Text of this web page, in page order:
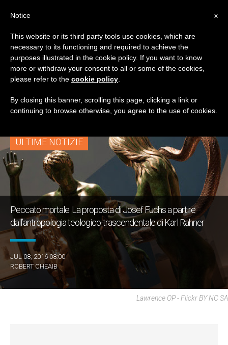
TAG
Posts Tagged ‘Karl
Fuchs’
ULTIME NOTIZIE
Peccato mortale. La proposta di Josef Fuchs a partire
dall’antropologia teologico-trascendentale di Karl Rahner
JUL 08, 2016 08:00
ROBERT CHEAIB
Lawrence OP - Flickr BY NC SA
x
Notice
This website or its third party tools use cookies, which are
necessary to its functioning and required to achieve the
purposes illustrated in the cookie policy. If you want to know
more or withdraw your consent to all or some of the cookies,
please refer to the cookie policy
By closing this banner, scrolling this page, clicking a link or
continuing to browse otherwise, you agree to the use of cookies.